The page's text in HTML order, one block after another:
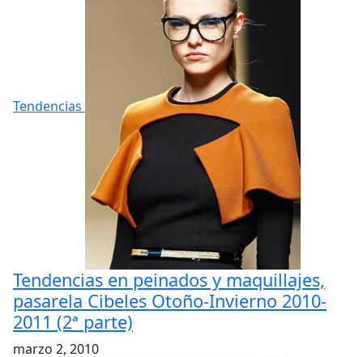
Tendencias
Tendencias en peinados y maquillajes,
pasarela Cibeles Otoño-Invierno 2010-
2011 (2ª parte)
marzo 2, 2010